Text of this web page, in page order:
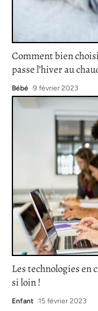
Comment bien
passe l’hiver au
Bébé 9 février 2023
Les technologies en
si loin !
Enfant 15 février 2023